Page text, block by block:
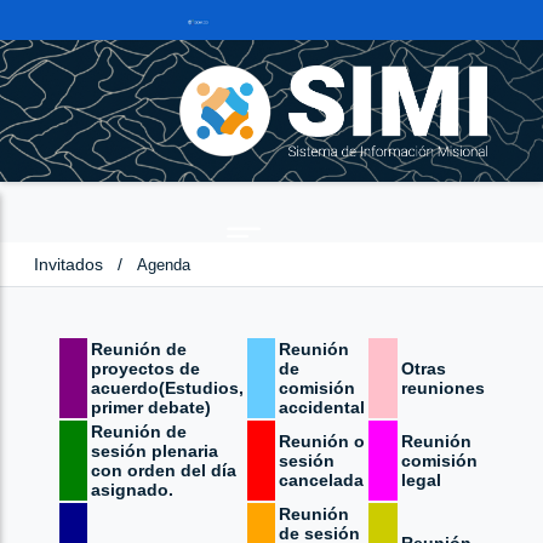
Invitados / Agenda
Reunión de
proyectos de
acuerdo(Estudios,
primer debate)
Reunión
de
comisión
accidental
Otras
reuniones
Reunión de
sesión plenaria
con orden del día
asignado.
Reunión o
sesión
cancelada
Reunión
comisión
legal
Reunión
de sesión